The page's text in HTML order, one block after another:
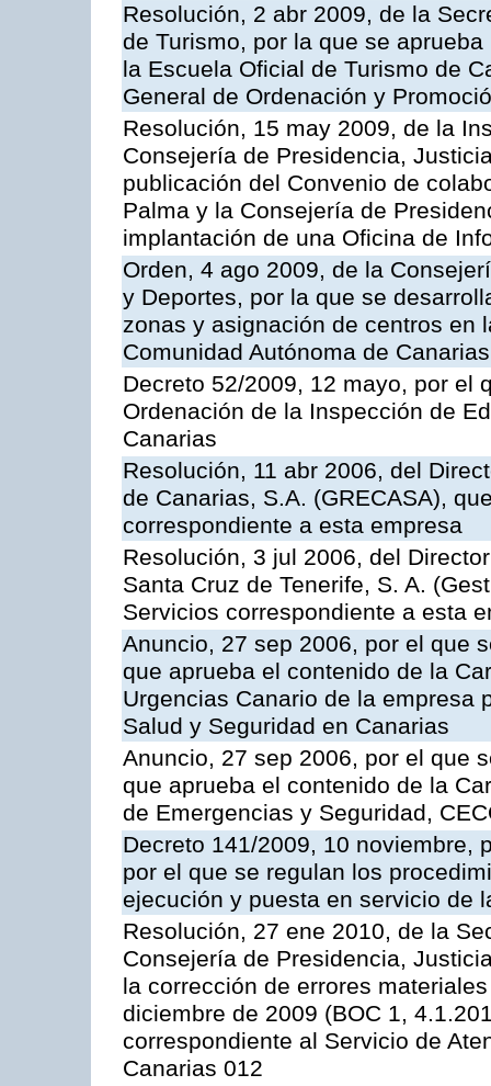
Resolución, 2 abr 2009, de la
de Turismo, por la que se
la Escuela Oficial de Turismo de
General de Ordenación y
Resolución, 15 may 2009, de la
Consejería de Presidencia,
publicación del Convenio de
Palma y la Consejería de
implantación de una Oficina de
Orden, 4 ago 2009, de la
y Deportes, por la que se
zonas y asignación de centros en
Comunidad Autónoma de Canarias
Decreto 52/2009, 12 mayo, por el
Ordenación de la Inspección de
Canarias
Resolución, 11 abr 2006, del
de Canarias, S.A. (GRECASA),
correspondiente a esta empresa
Resolución, 3 jul 2006, del
Santa Cruz de Tenerife, S. A.
Servicios correspondiente a esta
Anuncio, 27 sep 2006, por el que
que aprueba el contenido de la
Urgencias Canario de la empresa
Salud y Seguridad en Canarias
Anuncio, 27 sep 2006, por el que
que aprueba el contenido de la
de Emergencias y Seguridad,
Decreto 141/2009, 10 noviembre,
por el que se regulan los
ejecución y puesta en servicio de
Resolución, 27 ene 2010, de la
Consejería de Presidencia,
la corrección de errores
diciembre de 2009 (BOC 1,
correspondiente al Servicio de
Canarias 012